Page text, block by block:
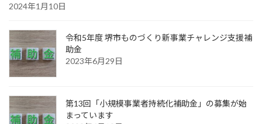
2024年1月10日
令和5年度 堺市ものづくり新事業チャレンジ支援補
助金
2023年6月29日
第13回「小規模事業者持続化補助金」の募集が始
まっています